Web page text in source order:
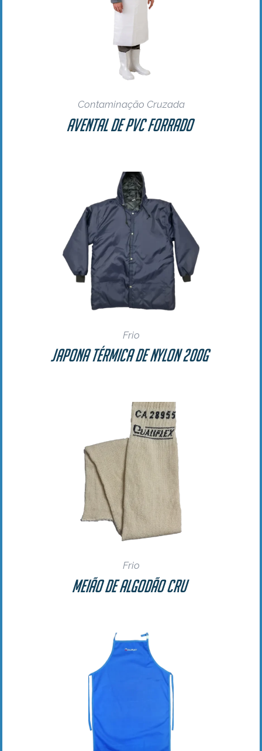
Contaminação Cruzada
Avental De PVC Forrado
Frio
Japona Térmica de Nylon 200g
Frio
Meião de Algodão Cru